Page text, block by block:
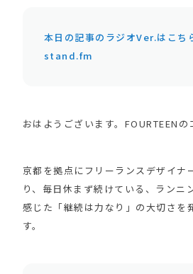
本日の記事のラジオVer.はこ
stand.fm
おはようございます。FOURTEENの
京都を拠点にフリーランスデザイナ
り、毎日休まず続けている、ランニ
感じた「継続は力なり」の大切さを
す。